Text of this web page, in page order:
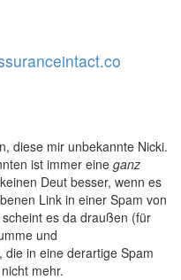
diese mir unbekannte Nicki.
ist immer eine ganz
Deut besser, wenn es
Link in einer Spam von
es da draußen (für
und
in eine derartige Spam
mehr.